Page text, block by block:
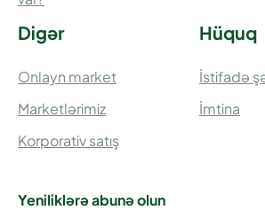
Digər
Onlayn market
Marketlərimiz
Korporativ satış
Hüquq
İstifadə
İmtina
Yeniliklərə abunə olun